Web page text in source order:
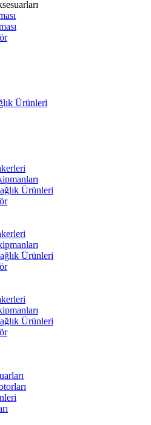
Ürünleri
Ürünleri
Ürünleri
Ürünleri